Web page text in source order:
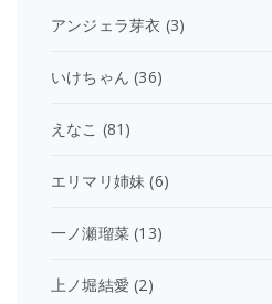
アンジェラ芽衣 (3)
いけちゃん (36)
えなこ (81)
エリマリ姉妹 (6)
一ノ瀬瑠菜 (13)
上ノ堀結愛 (2)